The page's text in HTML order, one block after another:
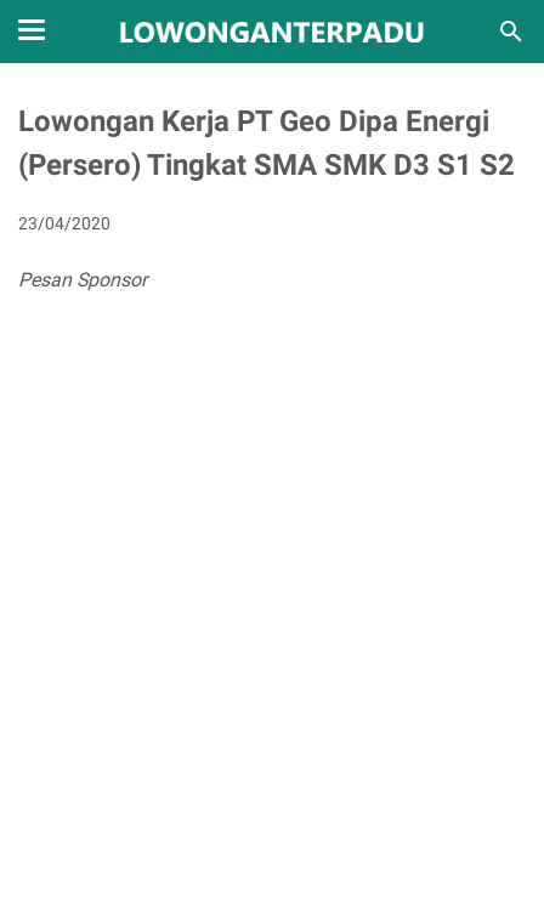
Lowongan Kerja PT Geo Dipa Energi
(Persero) Tingkat SMA SMK D3 S1 S2
23/04/2020
Pesan Sponsor